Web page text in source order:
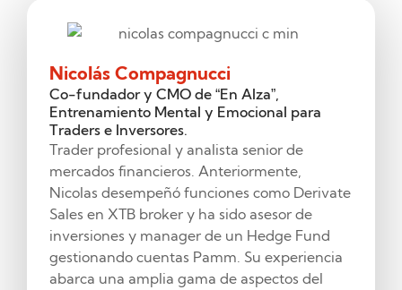
Nicolás Compagnucci
Co-fundador y CMO de “En Alza”,
Entrenamiento Mental y Emocional para
Traders e Inversores.
Trader profesional y analista senior de
mercados financieros. Anteriormente,
Nicolas desempeñó funciones como Derivate
Sales en XTB broker y ha sido asesor de
inversiones y manager de un Hedge Fund
gestionando cuentas Pamm. Su experiencia
abarca una amplia gama de aspectos del